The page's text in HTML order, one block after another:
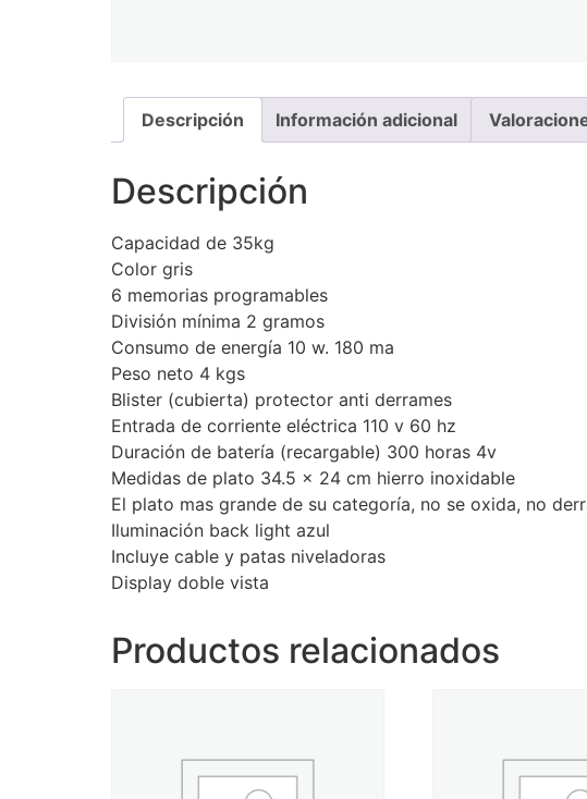
Descripción Información adicional
Descripción
Capacidad de 35kg
Color gris
6 memorias programables
División mínima 2 gramos
Consumo de energía 10 w. 180 ma
Peso neto 4 kgs
Blister (cubierta) protector anti derrames
Entrada de corriente eléctrica 110 v 60 hz
Duración de batería (recargable) 300 horas 4v
Medidas de plato 34.5 x 24 cm hierro inoxidable
El plato mas grande de su categoría, no se oxida, no
Iluminación back light azul
Incluye cable y patas niveladoras
Display doble vista
Productos relacionados